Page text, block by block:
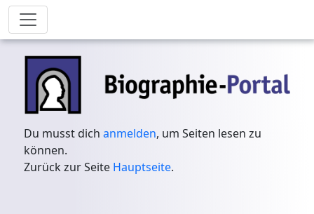
Du musst dichanmelden, um Seiten lesen zu
können.
Zurück zur Seite Hauptseite.